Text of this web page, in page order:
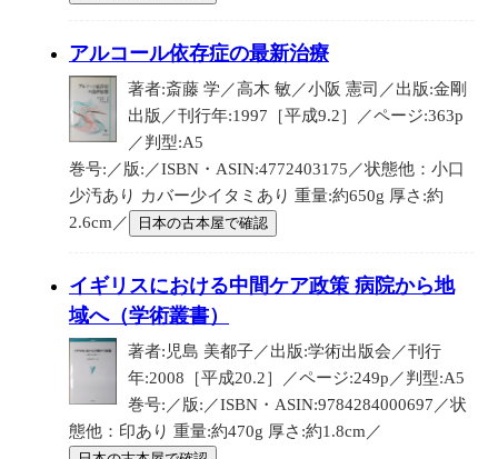
アルコール依存症の最新治療
著者:斎藤 学／高木 敏／小阪 憲司／出版:金剛
出版／刊行年:1997［平成9.2］／ページ:363p
／判型:A5
巻号:／版:／ISBN・ASIN:4772403175／状態他：小口
少汚あり カバー少イタミあり 重量:約650g 厚さ:約
2.6cm／
日本の古本屋で確認
イギリスにおける中間ケア政策 病院から地
域へ（学術叢書）
著者:児島 美都子／出版:学術出版会／刊行
年:2008［平成20.2］／ページ:249p／判型:A5
巻号:／版:／ISBN・ASIN:9784284000697／状
態他：印あり 重量:約470g 厚さ:約1.8cm／